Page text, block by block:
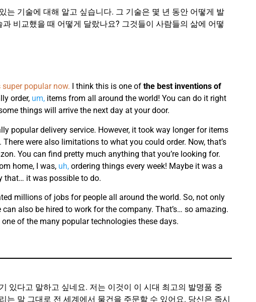
는 기술에 대해 알고 싶습니다. 그 기술은 몇 년 동안 어떻게 발
비교했을 때 어떻게 달랐나요? 그것들이 사람들의 삶에 어떻
super popular now. I think this is one ofthe best inventions of
order, um, items from all around the world! You can do it right
things will arrive the next day at your door.
popular delivery service. However, it took way longer for items
were also limitations to what you could order. Now, that’s
You can find pretty much anything that you’re looking for.
home, I was, uh, ordering things every week! Maybe it was a
that… it was possible to do.
millions of jobs for people all around the world. So, not only
can also be hired to work for the company. That’s… so amazing.
one of the many popular technologies these days.
있다고 말하고 싶네요. 저는 이것이 이 시대 최고의 발명품 중
는 말 그대로 전 세계에서 물건을 주문할 수 있어요. 당신은 즉시